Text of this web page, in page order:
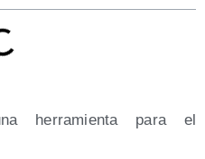
herra­mien­ta para el